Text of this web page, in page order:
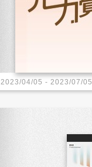
2023/04/05 - 2023/07/05